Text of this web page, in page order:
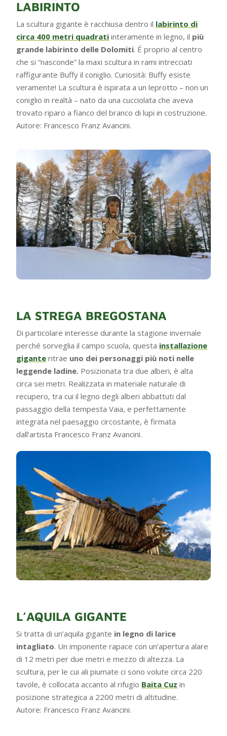
LABIRINTO
La scultura gigante è racchiusa dentro il labirinto di
circa 400 metri quadrati interamente in legno, il più
grande labirinto delle Dolomiti. É proprio al centro
che si “nasconde” la maxi scultura in rami intrecciati
raffigurante Buffy il coniglio. Curiosità: Buffy esiste
veramente! La scultura è ispirata a un leprotto – non un
coniglio in realtà – nato da una cucciolata che aveva
trovato riparo a fianco del branco di lupi in costruzione.
Autore: Francesco Franz Avancini.
LA STREGA BREGOSTANA
Di particolare interesse durante la stagione invernale
perché sorveglia il campo scuola, questa installazione
gigante ritrae uno dei personaggi più noti nelle
leggende ladine. Posizionata tra due alberi, è alta
circa sei metri. Realizzata in materiale naturale di
recupero, tra cui il legno degli alberi abbattuti dal
passaggio della tempesta Vaia, e perfettamente
integrata nel paesaggio circostante, è firmata
dall’artista Francesco Franz Avancini.
L’AQUILA GIGANTE
Si tratta di un’aquila gigante in legno di larice
intagliato. Un imponente rapace con un’apertura alare
di 12 metri per due metri e mezzo di altezza. La
scultura, per le cui ali piumate ci sono volute circa 220
tavole, è collocata accanto al rifugio Baita Cuz in
posizione strategica a 2200 metri di altitudine.
Autore: Francesco Franz Avancini.